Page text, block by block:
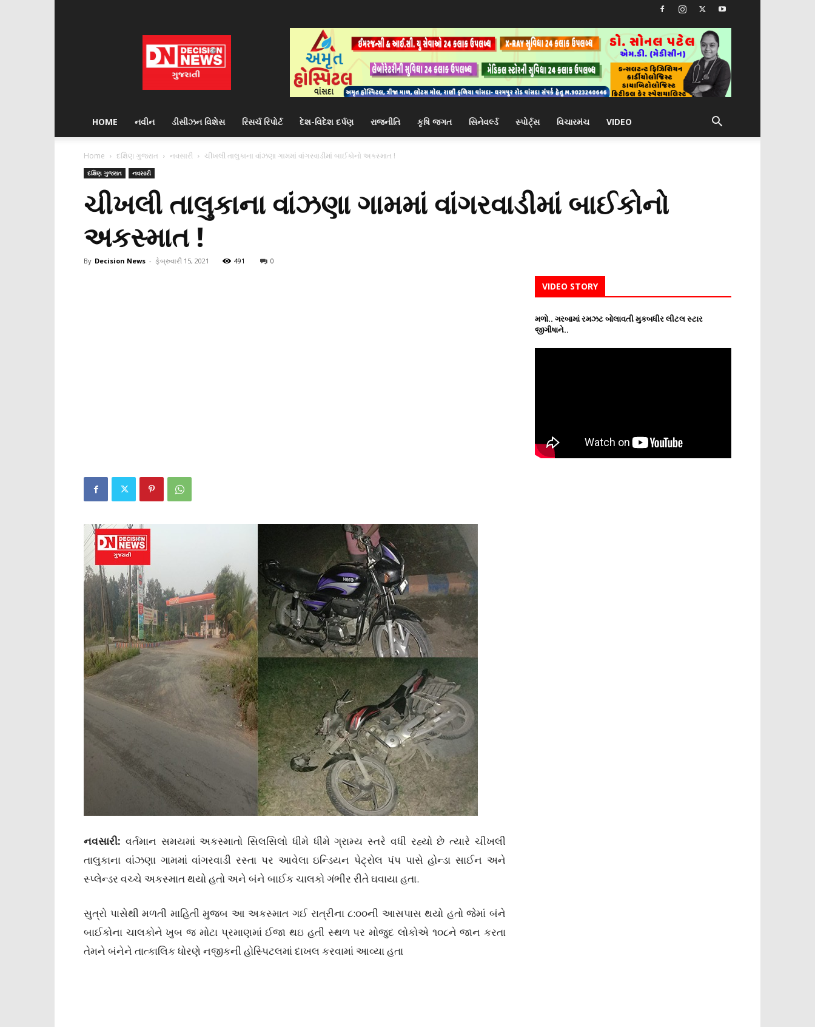
News
HOME નવીન ડીસીઝન વિશેસ રિસર્ચ રિપોર્ટ દેશ-વિદેશ દર્પણ રાજનીતિ કૃષિ જગત સિનેવર્લ્ડ સ્પોર્ટ્સ વિચારમંચ VIDEO
Home દક્ષિણ ગુજરાત નવસારી ચીખલી તાલુકાના વાંઝણા ગામમાં વાંગરવાડીમાં બાઈકોનો અકસ્માત !
દક્ષિણ ગુજરાત નવસારી
ચીખલી તાલુકાના વાંઝણા ગામમાં વાંગરવાડીમાં બાઈકોનો
અકસ્માત !
By Decision News - ફેબ્રુવારી 15, 2021 491 0
નવસારી: વર્તમાન સમયમાં અકસ્માતો સિલસિલો ધીમે ધીમે ગ્રામ્ય સ્તરે વધી રહ્યો છે ત્યારે ચીખલી
તાલુકાના વાંઝણા ગામમાં વાંગરવાડી રસ્તા પર આવેલા ઇન્ડિયન પેટ્રોલ પંપ પાસે હોન્ડા સાઈન અને
સ્પ્લેન્ડર વચ્ચે અકસ્માત થયો હતો અને બંને બાઈક ચાલકો ગંભીર રીતે ઘવાયા હતા.
સુત્રો પાસેથી મળતી માહિતી મુજબ આ અકસ્માત ગઈ રાત્રીના ૮:૦૦ની આસપાસ થયો હતો જેમાં બંને
બાઈકોના ચાલકોને ખુબ જ મોટા પ્રમાણમાં ઈજા થઇ હતી સ્થળ પર મોજુદ લોકોએ ૧૦૮ને જાન કરતા
તેમને બંનેને તાત્કાલિક ધોરણે નજીકની હોસ્પિટલમાં દાખલ કરવામાં આવ્યા હતા
VIDEO STORY
મળો.. ગરબામાં રમઝટ બોલાવતી મુકબધીર લીટલ સ્ટાર
જીગીષાને..